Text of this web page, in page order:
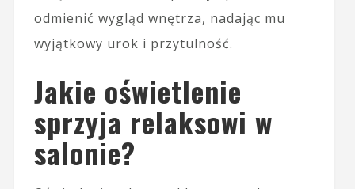
odmienić wygląd wnętrza, nadając mu
wyjątkowy urok i przytulność.
Jakie oświetlenie
sprzyja relaksowi w
salonie?